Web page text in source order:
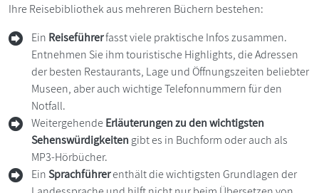
Ihre Reisebibliothek aus mehreren Büchern bestehen:
Ein Reiseführerfasst viele praktische Infos zusammen.
Entnehmen Sie ihm touristische Highlights, die Adressen
der besten Restaurants, Lage und Öffnungszeiten beliebter
Museen, aber auch wichtige Telefonnummern für den
Notfall.
WeitergehendeErläuterungen zu den wichtigsten
Sehenswürdigkeiten gibt es in Buchform oder auch als
MP3-Hörbücher.
EinSprachführerenthält die wichtigsten Grundlagen der